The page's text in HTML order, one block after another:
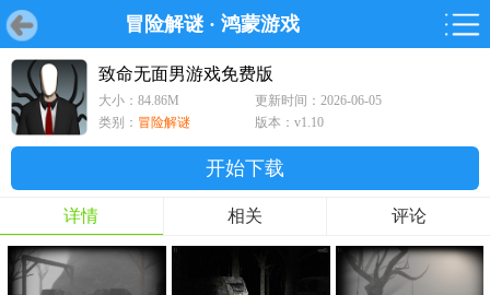
冒险解谜· 鸿蒙游戏
首页 游戏 软件 鸿蒙游戏
首页 游戏 软件 鸿蒙
游戏
鸿蒙
软件
专题
致命无面男游戏免费版
大小：84.86M
更新时间：2026-06-05
类别： 冒险解谜 版本：v1.10
开始下载
详情 相关 评论